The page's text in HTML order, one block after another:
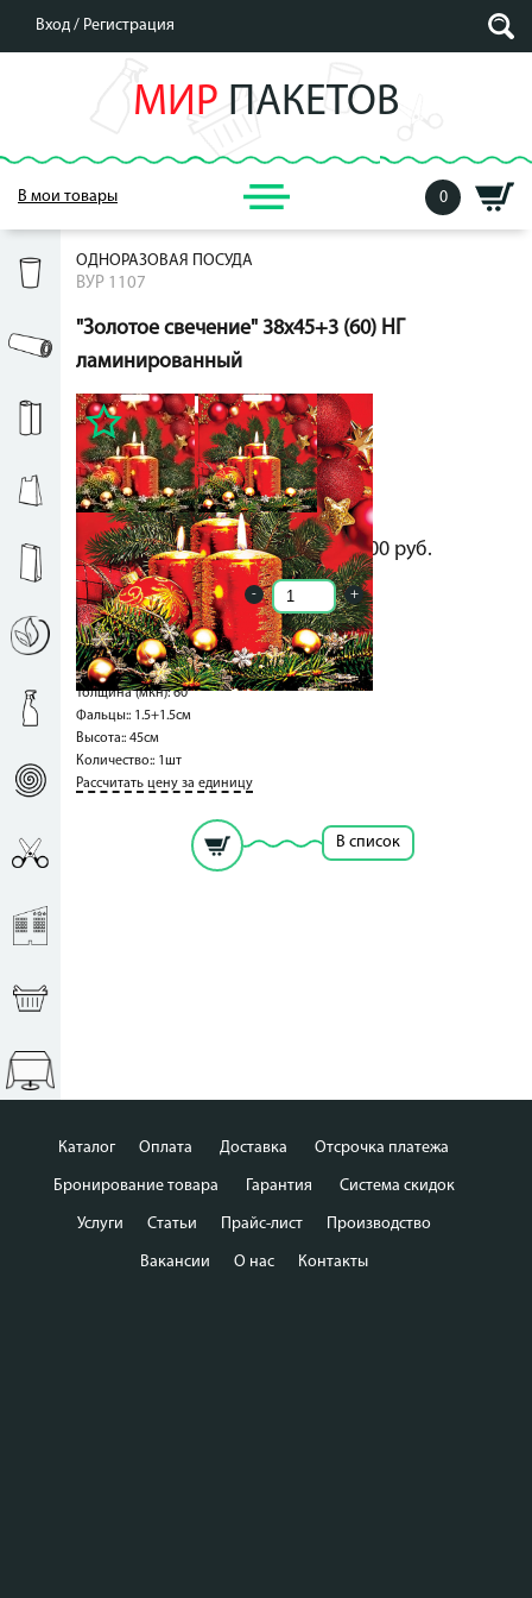
Вход / Регистрация
МИР ПАКЕТОВ
В мои товары 0
ОДНОРАЗОВАЯ ПОСУДА
ВУР 1107
"Золотое свечение" 38х45+3 (60) НГ
ламинированный
15.00руб. 15.00 руб.
- +
Кол-во ед. в упак.: 1
Ширина:: 38см
Толщина (мкн): 60
Фальцы:: 1.5+1.5см
Высота:: 45см
Количество:: 1шт
Рассчитать цену за единицу
В список
Каталог Оплата Доставка Отсрочка платежа
Бронирование товара Гарантия Система скидок
Услуги Статьи Прайс-лист Производство
Вакансии О нас Контакты